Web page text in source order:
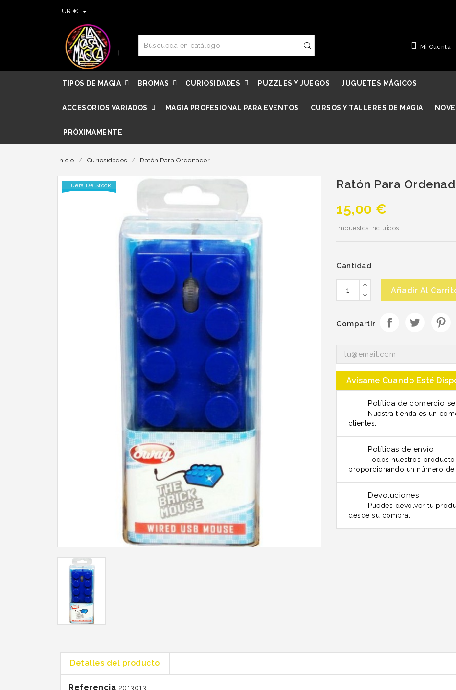
EUR € 
Mi Cuenta
TIPOS DE MAGIA BROMAS CURIOSIDADES PUZZLES Y JUEGOS JUGUETES MÁGICOS
ACCESORIOS VARIADOS MAGIA PROFESIONAL PARA EVENTOS CURSOS Y TALLERES DE MAGIA
PRÓXIMAMENTE
Inicio Curiosidades Ratón Para Ordenador
Fuera De Stock Ratón Para
15,00 €
Impuestos incluidos
Cantidad
Añadir Al
Compartir
Avísame Cuando Esté
Política de comercio
Nuestra tienda es un
clientes.
Políticas de envío
Todos nuestros
proporcionando un número de
Devoluciones
Puedes devolver tu
desde su compra.
Detalles del producto
Referencia 2013013